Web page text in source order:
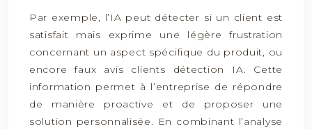
Par exemple, l’IA peut détecter si un client est
satisfait mais exprime une légère frustration
concernant un aspect spécifique du produit, ou
encore faux avis clients détection IA. Cette
information permet à l’entreprise de répondre
de manière proactive et de proposer une
solution personnalisée. En combinant l’analyse